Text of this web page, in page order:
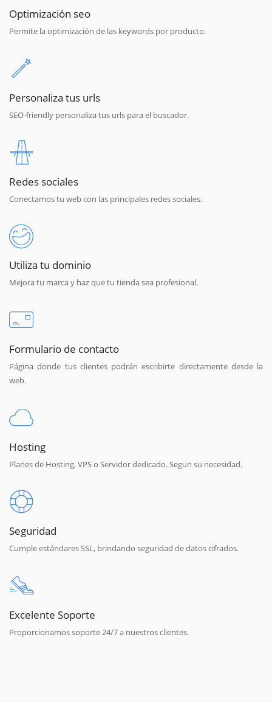
Optimización seo
Permite la optimización de las keywords por producto.
Personaliza tus urls
SEO-friendly personaliza tus urls para el buscador.
Redes sociales
Conectamos tu web con las principales redes sociales.
Utiliza tu dominio
Mejora tu marca y haz que tu tienda sea profesional.
Formulario de contacto
Página donde tus clientes podrán escribirte directamente desde la
web.
Hosting
Planes de Hosting, VPS o Servidor dedicado. Segun su necesidad.
Seguridad
Cumple estándares SSL, brindando seguridad de datos cifrados.
Excelente Soporte
Proporcionamos soporte 24/7 a nuestros clientes.